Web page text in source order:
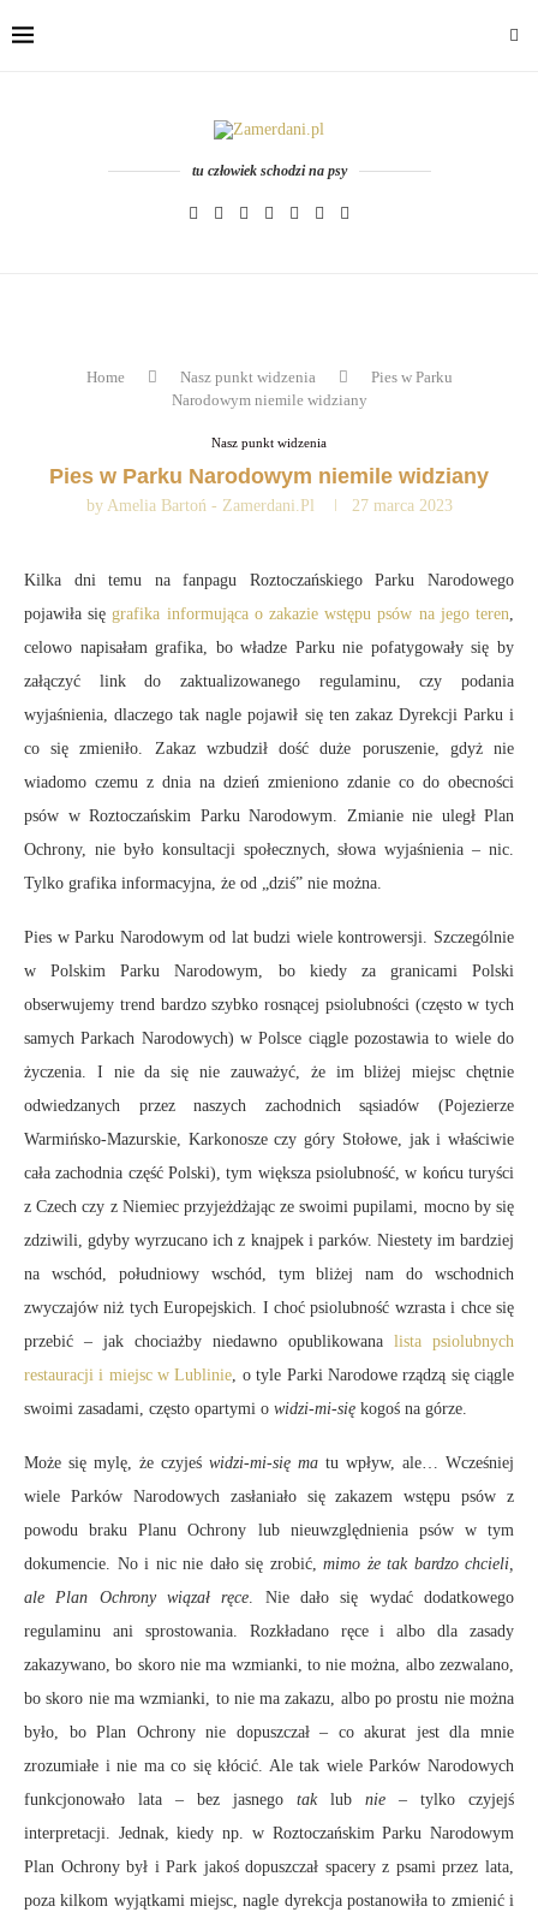
tu człowiek schodzi na psy
Home Nasz punkt widzenia
Pies w Parku
Narodowym niemile widziany
Nasz punkt widzenia
Pies w Parku Narodowym niemile widziany
by Amelia Bartoń - Zamerdani.pl 27 marca 2023
Kilka dni temu na fanpagu Roztoczańskiego Parku Narodowego
pojawiła się grafika informująca o zakazie wstępu psów na jego teren,
celowo napisałam grafika, bo władze Parku nie pofatygowały się by
załączyć link do zaktualizowanego regulaminu, czy podania
wyjaśnienia, dlaczego tak nagle pojawił się ten zakaz Dyrekcji Parku i
co się zmieniło. Zakaz wzbudził dość duże poruszenie, gdyż nie
wiadomo czemu z dnia na dzień zmieniono zdanie co do obecności
psów w Roztoczańskim Parku Narodowym. Zmianie nie uległ Plan
Ochrony, nie było konsultacji społecznych, słowa wyjaśnienia – nic.
Tylko grafika informacyjna, że od „dziś” nie można.
Pies w Parku Narodowym od lat budzi wiele kontrowersji. Szczególnie
w Polskim Parku Narodowym, bo kiedy za granicami Polski
obserwujemy trend bardzo szybko rosnącej psiolubności (często w tych
samych Parkach Narodowych) w Polsce ciągle pozostawia to wiele do
życzenia. I nie da się nie zauważyć, że im bliżej miejsc chętnie
odwiedzanych przez naszych zachodnich sąsiadów (Pojezierze
Warmińsko-Mazurskie, Karkonosze czy góry Stołowe, jak i właściwie
cała zachodnia część Polski), tym większa psiolubność, w końcu turyści
z Czech czy z Niemiec przyjeżdżając ze swoimi pupilami, mocno by się
zdziwili, gdyby wyrzucano ich z knajpek i parków. Niestety im bardziej
na wschód, południowy wschód, tym bliżej nam do wschodnich
zwyczajów niż tych Europejskich. I choć psiolubność wzrasta i chce się
przebić – jak chociażby niedawno opublikowana lista psiolubnych
restauracji i miejsc w Lublinie, o tyle Parki Narodowe rządzą się ciągle
swoimi zasadami, często opartymi o widzi-mi-się kogoś na górze.
Może się mylę, że czyjeś widzi-mi-się ma tu wpływ, ale… Wcześniej
wiele Parków Narodowych zasłaniało się zakazem wstępu psów z
powodu braku Planu Ochrony lub nieuwzględnienia psów w tym
dokumencie. No i nic nie dało się zrobić, mimo że tak bardzo chcieli,
ale Plan Ochrony wiązał ręce. Nie dało się wydać dodatkowego
regulaminu ani sprostowania. Rozkładano ręce i albo dla zasady
zakazywano, bo skoro nie ma wzmianki, to nie można, albo zezwalano,
bo skoro nie ma wzmianki, to nie ma zakazu, albo po prostu nie można
było, bo Plan Ochrony nie dopuszczał – co akurat jest dla mnie
zrozumiałe i nie ma co się kłócić. Ale tak wiele Parków Narodowych
funkcjonowało lata – bez jasnego taklub nie – tylko czyjejś
interpretacji. Jednak, kiedy np. w Roztoczańskim Parku Narodowym
Plan Ochrony był i Park jakoś dopuszczał spacery z psami przez lata,
poza kilkom wyjątkami miejsc, nagle dyrekcja postanowiła to zmienić i